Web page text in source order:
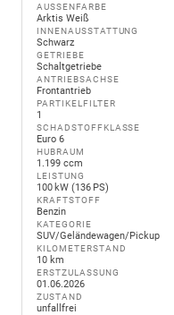
AUSSENFARBE
Arktis Weiß
INNENAUSSTATTUNG
Schwarz
GETRIEBE
Schaltgetriebe
ANTRIEBSACHSE
Frontantrieb
PARTIKELFILTER
1
SCHADSTOFFKLASSE
Euro 6
HUBRAUM
1.199 ccm
LEISTUNG
100 kW (136 PS)
KRAFTSTOFF
Benzin
KATEGORIE
SUV/Geländewagen/Pickup
KILOMETERSTAND
10 km
ERSTZULASSUNG
01.06.2026
ZUSTAND
unfallfrei